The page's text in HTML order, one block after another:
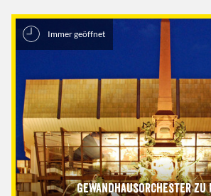
Immer geöffnet
Gewandhausorchester zu